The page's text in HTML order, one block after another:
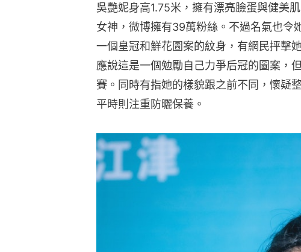
吳艷妮身高1.75米，擁有漂亮臉蛋與健美
女神，微博擁有39萬粉絲。不過名氣也令
一個皇冠和鮮花圖案的紋身，有網民抨擊
應說這是一個勉勵自己力爭后冠的圖案，
賽。同時有指她的樣貌跟之前不同，懷疑
平時則注重防曬保養。